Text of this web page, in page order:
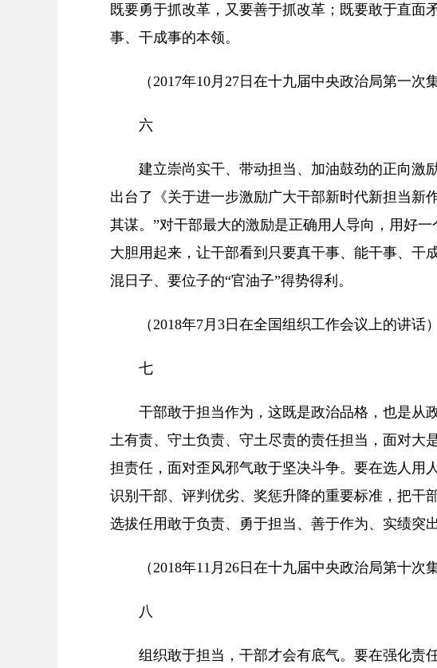
既要勇于抓改革，又要善于抓改革；既要敢于直
事、干成事的本领。
（2017年10月27日在十九届中央政治局第一次
六
建立崇尚实干、带动担当、加油鼓劲的正向激
出台了《关于进一步激励广大干部新时代新担当新
其谋。”对干部最大的激励是正确用人导向，用好
大胆用起来，让干部看到只要真干事、能干事、干
混日子、要位子的“官油子”得势得利。
（2018年7月3日在全国组织工作会议上的讲话）
七
干部敢于担当作为，这既是政治品格，也是从
土有责、守土负责、守土尽责的责任担当，面对大
担责任，面对歪风邪气敢于坚决斗争。要在选人用
识别干部、评判优劣、奖惩升降的重要标准，把干
选拔任用敢于负责、勇于担当、善于作为、实绩突
（2018年11月26日在十九届中央政治局第十次
八
组织敢于担当，干部才会有底气。要在强化责